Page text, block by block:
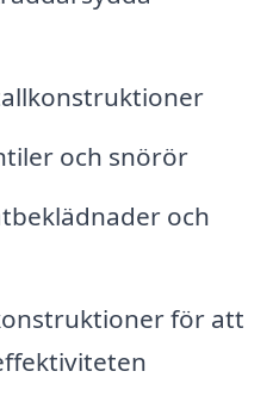
och snörör
och
för att